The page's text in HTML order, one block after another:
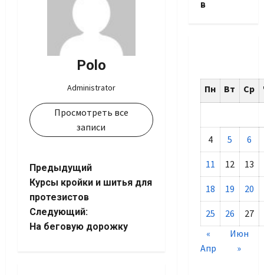
Polo
Administrator
Просмотреть все
записи
Навигация
записи
Предыдущий
Курсы кройки и шитья для
протезистов
Следующий:
На беговую дорожку
в
Пн Вт Ср
4 5 6
11 12 13
18 19 20
25 26 27
«
Апр
Июн
»